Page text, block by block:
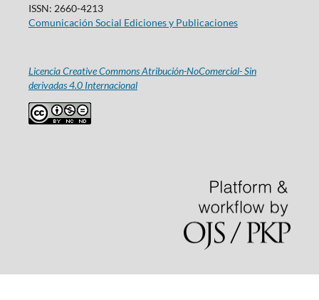
ISSN: 2660-4213
Comunicación Social Ediciones y Publicaciones
Licencia Creative Commons Atribución-NoComercial- Sin
derivadas 4.0 Internacional